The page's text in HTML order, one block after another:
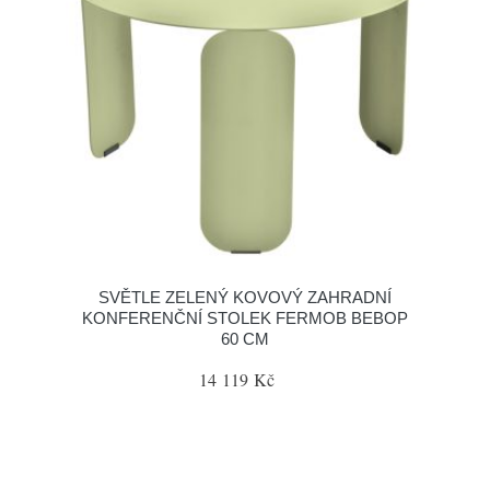
SVĚTLE ZELENÝ KOVOVÝ ZAHRADNÍ
KONFERENČNÍ STOLEK FERMOB BEBOP
60 CM
14 119 Kč